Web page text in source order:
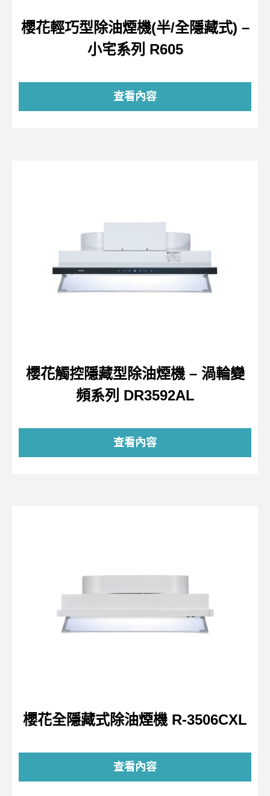
櫻花輕巧型除油煙機(半/全隱藏式) –
小宅系列 R605
查看內容
櫻花觸控隱藏型除油煙機 – 渦輪變
頻系列 DR3592AL
查看內容
櫻花全隱藏式除油煙機 R-3506CXL
查看內容